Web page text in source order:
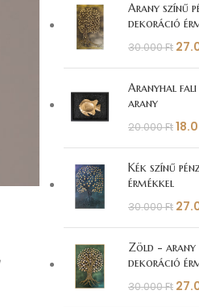
Arany színű
dekoráció
30.000Ft
Aranyhal fali
arany
20.000Ft
Kék színű
érmékkel
30.000Ft
Zöld - arany
dekoráció
30.000Ft